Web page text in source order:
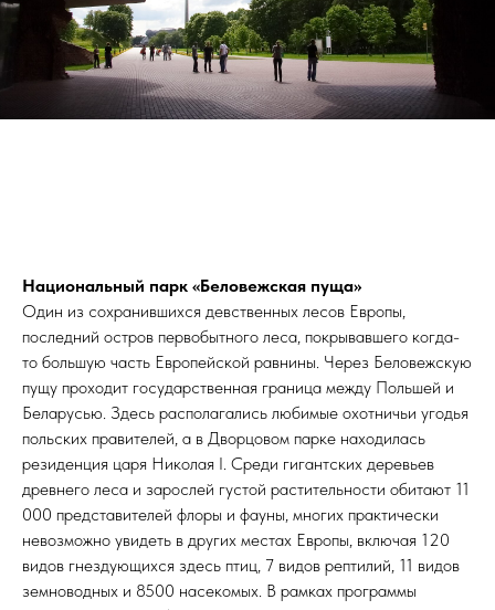
Национальный парк «Беловежская пуща»
Один из сохранившихся девственных лесов Европы,
последний остров первобытного леса, покрывавшего когда-
то большую часть Европейской равнины. Через Беловежскую
пущу проходит государственная граница между Польшей и
Беларусью. Здесь располагались любимые охотничьи угодья
польских правителей, а в Дворцовом парке находилась
резиденция царя Николая I. Среди гигантских деревьев
древнего леса и зарослей густой растительности обитают 11
000 представителей флоры и фауны, многих практически
невозможно увидеть в других местах Европы, включая 120
видов гнездующихся здесь птиц, 7 видов рептилий, 11 видов
земноводных и 8500 насекомых. В рамках программы